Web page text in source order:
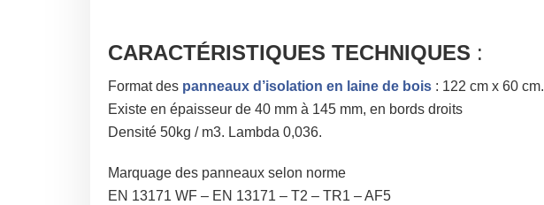
CARACTÉRISTIQUES TECHNIQUES :
Format des panneaux d’isolation en laine de bois : 122 cm x 60 cm.
Existe en épaisseur de 40 mm à 145 mm, en bords droits
Densité 50kg / m3. Lambda 0,036.
Marquage des panneaux selon norme
EN 13171 WF – EN 13171 – T2 – TR1 – AF5